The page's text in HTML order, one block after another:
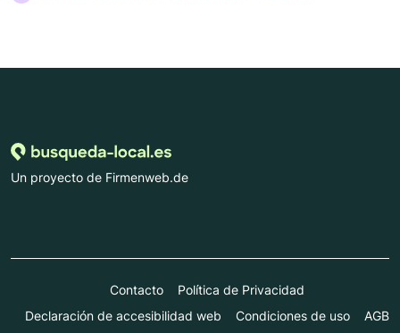
Un proyecto de Firmenweb.de
Contacto
Política de Privacidad
Declaración de accesibilidad web
Condiciones de uso AGB